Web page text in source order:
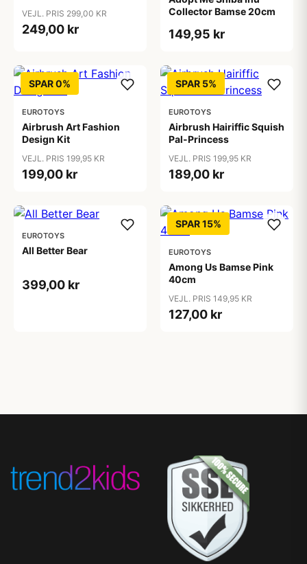
VEJL. PRIS 299,00 KR
249,00 kr
Collector Bamse 20cm
149,95 kr
SPAR 0%
EUROTOYS
Airbrush Art Fashion
Design Kit
VEJL. PRIS 199,95 KR
199,00 kr
SPAR 5%
EUROTOYS
Airbrush Hairiffic Squish
Pal-Princess
VEJL. PRIS 199,95 KR
189,00 kr
EUROTOYS
All Better Bear
399,00 kr
SPAR 15%
EUROTOYS
Among Us Bamse Pink
40cm
VEJL. PRIS 149,95 KR
127,00 kr